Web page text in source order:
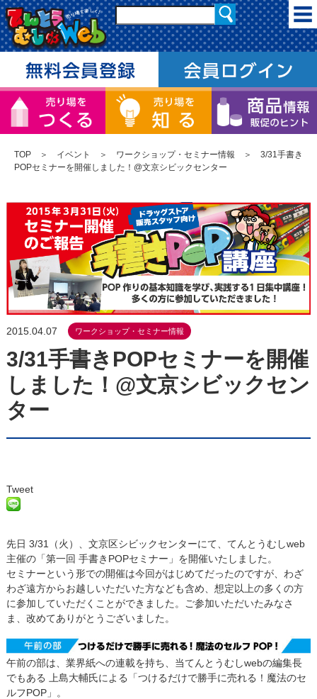
TOP ＞ イベント ＞ ワークショップ・セミナー情報 ＞ 3/31手書き
POPセミナーを開催しました！@文京シビックセンター
2015.04.07 ワークショップ・セミナー情報
3/31手書きPOPセミナーを開催
しました！@文京シビックセン
ター
Tweet
先日 3/31（火）、文京区シビックセンターにて、てんとうむしweb
主催の「第一回 手書きPOPセミナー」を開催いたしました。
セミナーという形での開催は今回がはじめてだったのですが、わざ
わざ遠方からお越しいただいた方なども含め、想定以上の多くの方
に参加していただくことができました。ご参加いただいたみなさ
ま、改めてありがとうございました。
午前の部は、業界紙への連載を持ち、当てんとうむしwebの編集長
でもある 上島大輔氏による「つけるだけで勝手に売れる！魔法のセ
ルフPOP」。